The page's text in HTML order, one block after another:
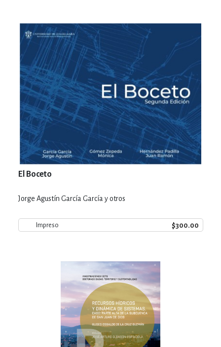
El Boceto
Jorge Agustín García García y otros
Impreso $300.00